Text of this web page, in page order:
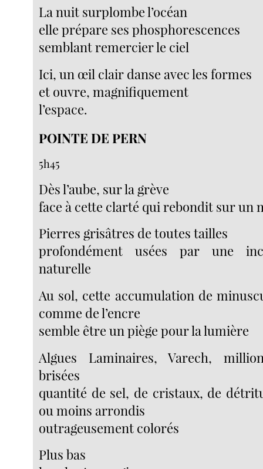
La nuit surplombe l’océan
elle prépare ses phosphorescences
semblant remercier le ciel
Ici, un œil clair danse avec les formes
et ouvre, magnifiquement
l’espace.
POINTE DE PERN
5h45
Dès l’aube, sur la grève
face à cette clarté qui rebondit sur un
Pierres grisâtres de toutes tailles
profondément usées par une
naturelle
Au sol, cette accumulation de
comme de l’encre
semble être un piège pour la lumière
Algues Laminaires, Varech,
brisées
quantité de sel, de cristaux, de
ou moins arrondis
outrageusement colorés
Plus bas